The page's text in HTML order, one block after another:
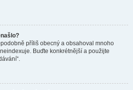
příliš obecný a obsahoval mnoho
Buďte konkrétnější a použijte